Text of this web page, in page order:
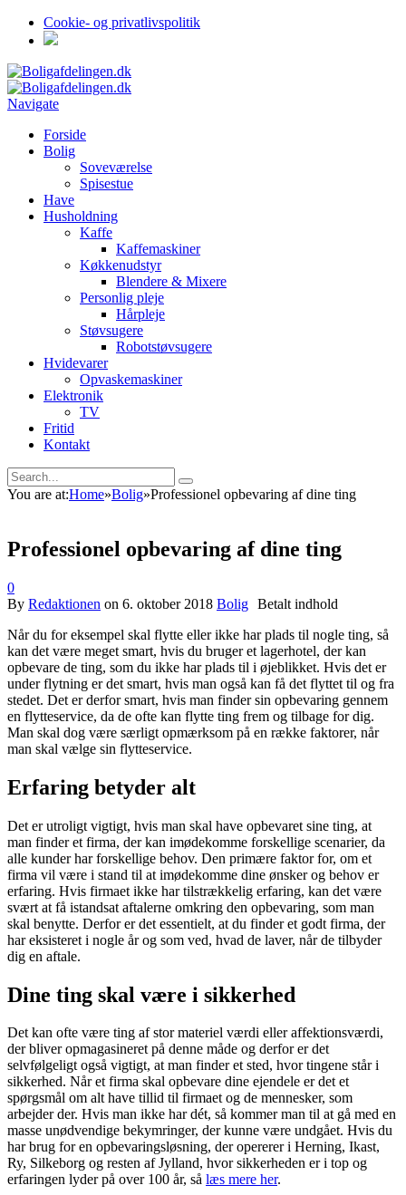
Cookie- og privatlivspolitik
Navigate
Forside
Bolig
Soveværelse
Spisestue
Have
Husholdning
Kaffe
Kaffemaskiner
Køkkenudstyr
Blendere & Mixere
Personlig pleje
Hårpleje
Støvsugere
Robotstøvsugere
Hvidevarer
Opvaskemaskiner
Elektronik
TV
Fritid
Kontakt
You are at:Home»Bolig»Professionel opbevaring af dine ting
Professionel opbevaring af dine ting
0
By Redaktionen on 6. oktober 2018 Bolig
Når du for eksempel skal flytte eller ikke har plads til nogle ting, så
kan det være meget smart, hvis du bruger et lagerhotel, der kan
opbevare de ting, som du ikke har plads til i øjeblikket. Hvis det er
under flytning er det smart, hvis man også kan få det flyttet til og fra
stedet. Det er derfor smart, hvis man finder sin opbevaring gennem
en flytteservice, da de ofte kan flytte ting frem og tilbage for dig.
Man skal dog være særligt opmærksom på en række faktorer, når
man skal vælge sin flytteservice.
Erfaring betyder alt
Det er utroligt vigtigt, hvis man skal have opbevaret sine ting, at
man finder et firma, der kan imødekomme forskellige scenarier, da
alle kunder har forskellige behov. Den primære faktor for, om et
firma vil være i stand til at imødekomme dine ønsker og behov er
erfaring. Hvis firmaet ikke har tilstrækkelig erfaring, kan det være
svært at få istandsat aftalerne omkring den opbevaring, som man
skal benytte. Derfor er det essentielt, at du finder et godt firma, der
har eksisteret i nogle år og som ved, hvad de laver, når de tilbyder
dig en aftale.
Dine ting skal være i sikkerhed
Det kan ofte være ting af stor materiel værdi eller affektionsværdi,
der bliver opmagasineret på denne måde og derfor er det
selvfølgeligt også vigtigt, at man finder et sted, hvor tingene står i
sikkerhed. Når et firma skal opbevare dine ejendele er det et
spørgsmål om alt have tillid til firmaet og de mennesker, som
arbejder der. Hvis man ikke har dét, så kommer man til at gå med en
masse unødvendige bekymringer, der kunne være undgået. Hvis du
har brug for en opbevaringsløsning, der opererer i Herning, Ikast,
Ry, Silkeborg og resten af Jylland, hvor sikkerheden er i top og
erfaringen lyder på over 100 år, så læs mere her.